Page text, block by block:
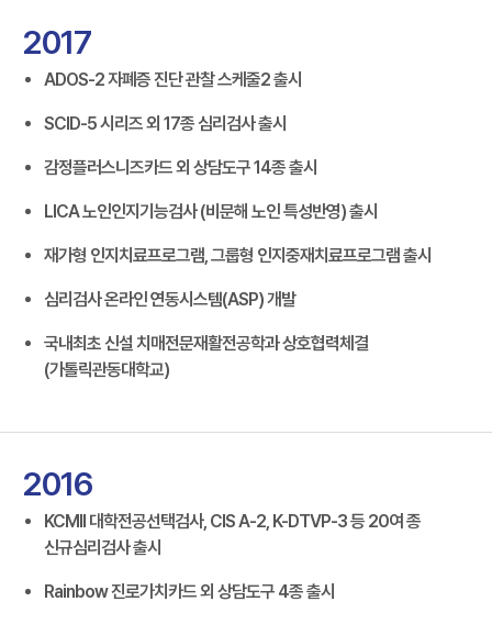
2017
ADOS-2 자폐증 진단 관찰 스케줄2 출시
SCID-5 시리즈 외 17종 심리검사 출시
감정플러스니즈카드 외 상담도구 14종 출시
LICA 노인인지기능검사 (비문해 노인 특성반영) 출시
재가형 인지치료프로그램, 그룹형 인지중재치료프로그램 출시
심리검사 온라인 연동시스템(ASP) 개발
국내최초 신설 치매전문재활전공학과 상호협력체결
(가톨릭관동대학교)
2016
KCMII 대학전공선택검사, CIS A-2, K-DTVP-3 등 20여 종
신규심리검사 출시
Rainbow 진로가치카드 외 상담도구 4종 출시